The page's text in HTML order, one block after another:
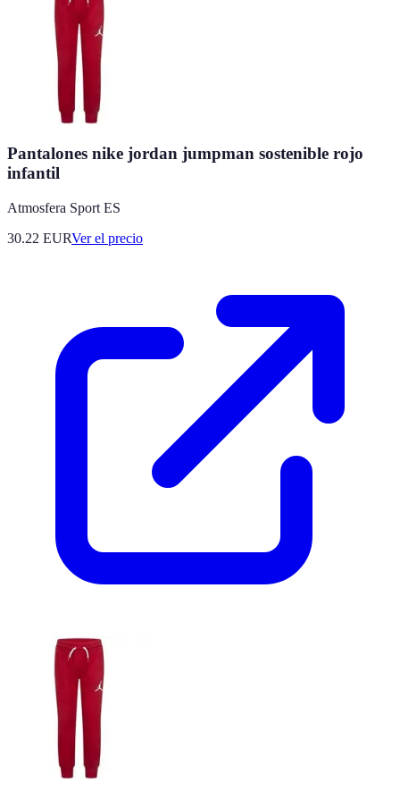
Pantalones nike jordan jumpman sostenible rojo
infantil
Atmosfera Sport ES
30.22 EURVer el precio